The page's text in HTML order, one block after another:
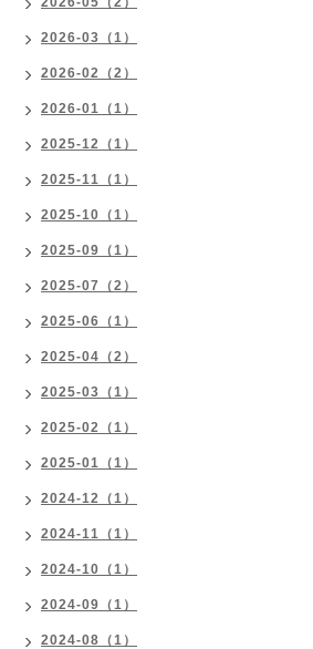
2026-03（1）
2026-02（2）
2026-01（1）
2025-12（1）
2025-11（1）
2025-10（1）
2025-09（1）
2025-07（2）
2025-06（1）
2025-04（2）
2025-03（1）
2025-02（1）
2025-01（1）
2024-12（1）
2024-11（1）
2024-10（1）
2024-09（1）
2024-08（1）